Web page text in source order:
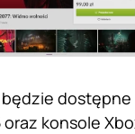
konsole